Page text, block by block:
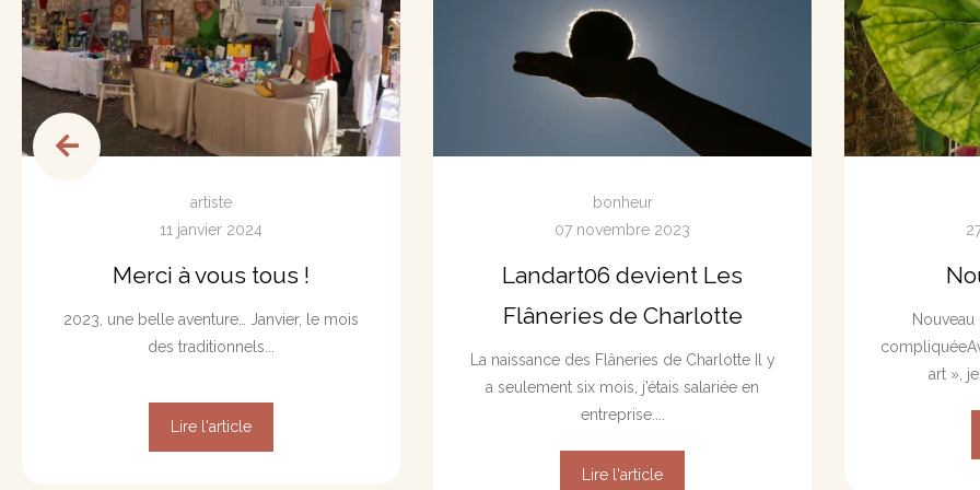
artiste
11 janvier 2024
Merci à vous tous !
2023, une belle aventure… Janvier, le mois
des traditionnels...
Lire l'article
bonheur
07 novembre 2023
Landart06 devient Les
Flâneries de Charlotte
La naissance des Flâneries de Charlotte Il y
a seulement six mois, j’étais salariée en
entreprise....
Lire l'article
compliquée​
art »,